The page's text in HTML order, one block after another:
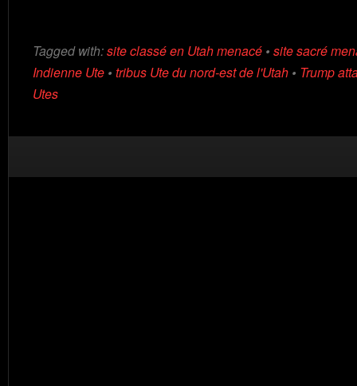
Tagged with:site classé en Utah menacé • site sacré
Indienne Ute • tribus Ute du nord-est de l'Utah • Trump
Utes